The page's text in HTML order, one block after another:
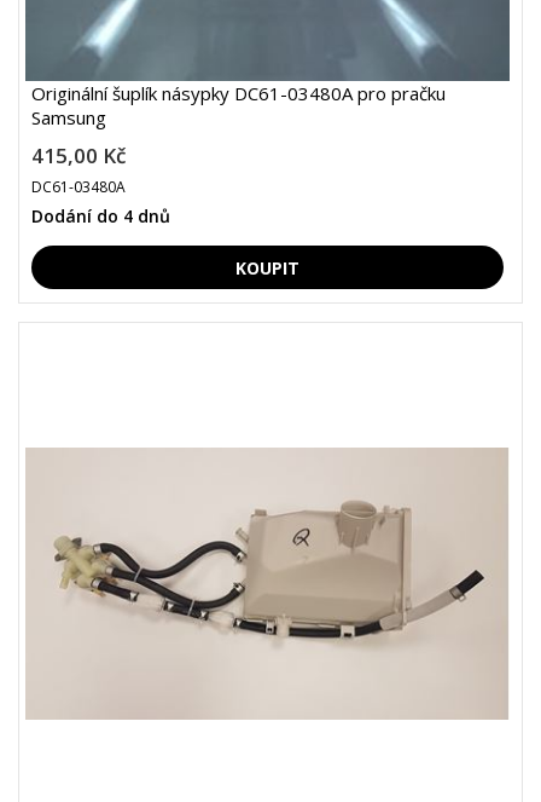
Originální šuplík násypky DC61-03480A pro pračku
Samsung
415,00 Kč
DC61-03480A
Dodání do 4 dnů